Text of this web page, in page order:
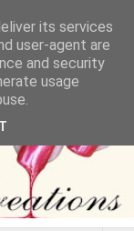
its services
user-agent are
and security
usage